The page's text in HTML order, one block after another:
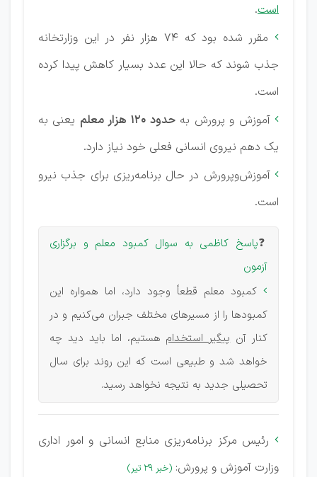
است.

مقرر شده بود که ۷۴ هزار نفر در این وزارتخانه
جذب شوند که حالا این عدد بسیار کاهش پیدا کرده
است.
آموزش‌ و پرورش به حدود ۱۲۰ هزار معلم
یعنی به
یک دهم نیروی انسانی فعلی خود نیاز دارد.
 آموزش‌وپرورش در حال برنامه‌ریزی برای جذب نیرو
است.
❓پاسخ کاظمی به سوال کمبود معلم و برگزاری
آزمون
 کمبود معلم قطعاً وجود دارد، اما همواره این
کمبودها را از مسیرهای مختلف جبران می‌کنیم و در
کنار آنپیگیر استخدام هستیم، اما باید دید چه
خواهد شد و طبیعی است که این روند برای سال
تحصیلی جدید به نتیجه نخواهد رسید.
 رئیس مرکز برنامه‌ریزی منابع انسانی و امور اداری
وزارت آموزش و پرورش: (خبر 29 تیر)